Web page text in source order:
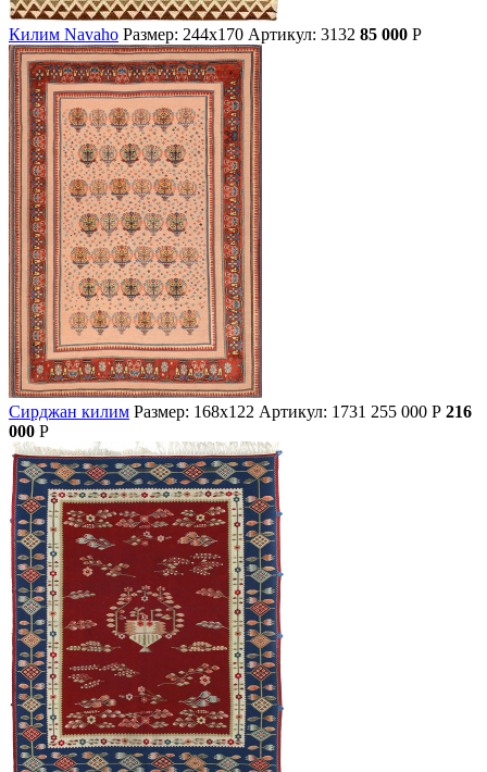
Килим Navaho Размер: 244х170 Артикул: 3132 85 000 Р
Сирджан килим Размер: 168х122 Артикул: 1731 255 000 Р 216
000 Р